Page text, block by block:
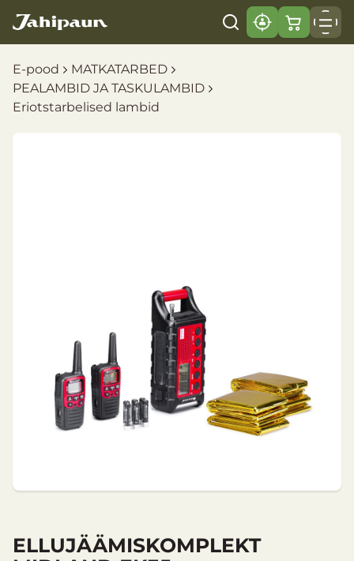
E-pood
MATKATARBED
PEALAMBID JA TASKULAMBID
Eriotstarbelised lambid
ELLUJÄÄMISKOMPLEKT